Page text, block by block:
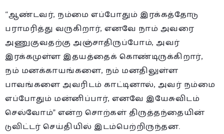
“ஆண்டவர், நம்மை எப்போதும் இரக்கத்தோடு
பராமரித்து வருகிறார், எனவே நாம் அவரை
அணுகுவதற்கு அஞ்சாதிருப்போம், அவர்
இரக்கமுள்ள இதயத்தைக் கொண்டிருக்கிறார்,
நம் மனக்காயங்களை, நம் மனதிலுள்ள
பாவங்களை அவரிடம் காட்டினால், அவர் நம்மை
எப்போதும் மன்னிப்பார், எனவே இயேசுவிடம்
செல்வோம்” என்ற சொற்கள் திருத்தந்தையின்
டுவிட்டர் செய்தியில் இடம்பெற்றிருந்தன.